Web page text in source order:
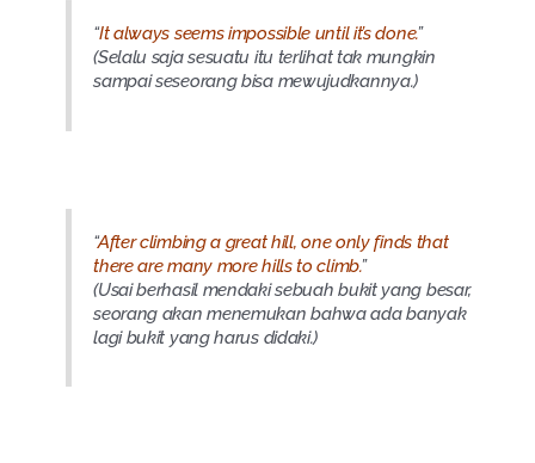
“It always seems impossible until it’s done.”
(Selalu saja sesuatu itu terlihat tak mungkin
sampai seseorang bisa mewujudkannya.)
“After climbing a great hill, one only finds that
there are many more hills to climb.”
(Usai berhasil mendaki sebuah bukit yang besar,
seorang akan menemukan bahwa ada banyak
lagi bukit yang harus didaki.)